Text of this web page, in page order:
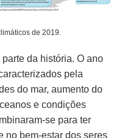
de 2019.
da história. O ano
pela
do mar, aumento do
e condições
se para ter
no bem-estar dos seres